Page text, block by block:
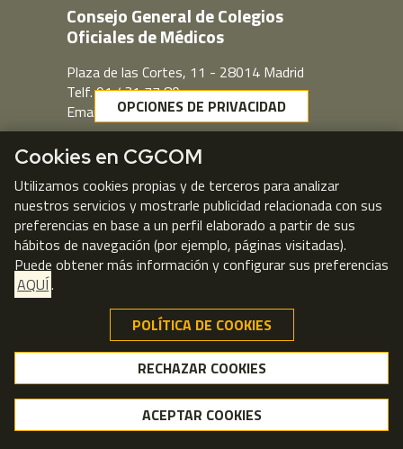
Consejo General de Colegios
Oficiales de Médicos
Plaza de las Cortes, 11 - 28014 Madrid
Telf. 91 431 77 80
Email:
cgcom@cgcom.es
Webmail
© CGCOM 2026
OPCIONES DE PRIVACIDAD
Cookies en CGCOM
Utilizamos cookies propias y de terceros para analizar
nuestros servicios y mostrarle publicidad relacionada con sus
preferencias en base a un perfil elaborado a partir de sus
hábitos de navegación (por ejemplo, páginas visitadas).
Puede obtener más información y configurar sus preferencias
AQUÍ.
POLÍTICA DE COOKIES
RECHAZAR COOKIES
RECHAZAR COOKIES
ACEPTAR COOKIES